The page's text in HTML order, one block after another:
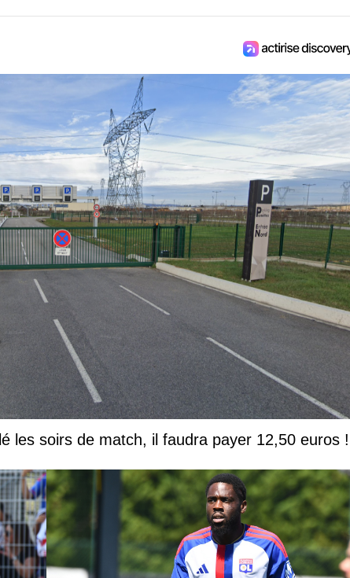
les soirs de match, il faudra payer 12,50 euros !